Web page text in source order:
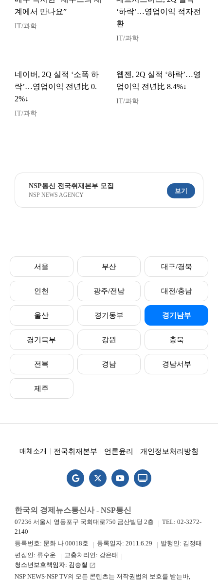
계에서 만나요”
IT/과학
‘하락’…영업이익 적자전
환
IT/과학
네이버, 2Q 실적 ‘소폭 하
락’…영업이익 전년比 0.
2%↓
IT/과학
웹젠, 2Q 실적 ‘하락’…영
업이익 전년比 8.4%↓
IT/과학
NSP통신 전국취재본부 모집
NSP NEWS AGENCY
보기
서울 부산 대구/경북
인천 광주/전남 대전/충남
울산 경기동부 경기남부
경기북부 강원 충북
전북 경남 경남서부
제주
매체소개 전국취재본부 언론윤리 개인정보처리방침
한국의 경제뉴스통신사 - NSP통신
07236 서울시 영등포구 국회대로750 금산빌딩 2층
TEL: 02-3272-
2140
등록번호: 문화 나 00018호
등록일자: 2011.6.29
발행인: 김정태
편집인: 류수운
고충처리인: 강은태
청소년보호책임자: 김승철 launch
NSP NEWS·NSP TV의 모든 콘텐츠는 저작권법의 보호를 받는바,